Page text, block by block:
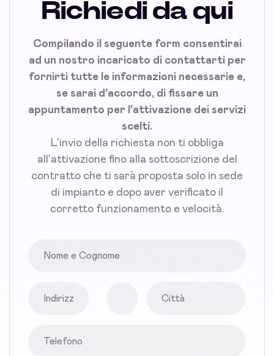
Richiedi da qui
Compilando il seguente form consentirai
ad un nostro incaricato di contattarti per
fornirti tutte le informazioni necessarie e,
se sarai d'accordo, di fissare un
appuntamento per l'attivazione dei servizi
scelti.
L'invio della richiesta non ti obbliga
all'attivazione fino alla sottoscrizione del
contratto che ti sarà proposta solo in sede
di impianto e dopo aver verificato il
corretto funzionamento e velocità.